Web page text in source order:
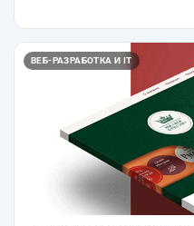
ВЕБ-РАЗРАБОТКА И IT